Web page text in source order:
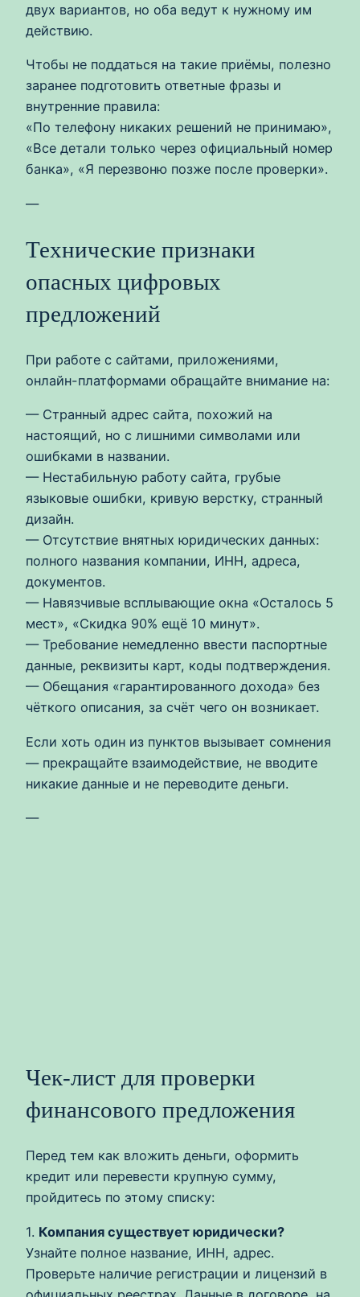
двух вариантов, но оба ведут к нужному им
действию.
Чтобы не поддаться на такие приёмы, полезно
заранее подготовить ответные фразы и
внутренние правила:
«По телефону никаких решений не принимаю»,
«Все детали только через официальный номер
банка», «Я перезвоню позже после проверки».
—
Технические признаки
опасных цифровых
предложений
При работе с сайтами, приложениями,
онлайн-платформами обращайте внимание на:
— Странный адрес сайта, похожий на
настоящий, но с лишними символами или
ошибками в названии.
— Нестабильную работу сайта, грубые
языковые ошибки, кривую верстку, странный
дизайн.
— Отсутствие внятных юридических данных:
полного названия компании, ИНН, адреса,
документов.
— Навязчивые всплывающие окна «Осталось 5
мест», «Скидка 90% ещё 10 минут».
— Требование немедленно ввести паспортные
данные, реквизиты карт, коды подтверждения.
— Обещания «гарантированного дохода» без
чёткого описания, за счёт чего он возникает.
Если хоть один из пунктов вызывает сомнения
— прекращайте взаимодействие, не вводите
никакие данные и не переводите деньги.
—
Чек‑лист для проверки
финансового предложения
Перед тем как вложить деньги, оформить
кредит или перевести крупную сумму,
пройдитесь по этому списку:
1. Компания существует юридически?
Узнайте полное название, ИНН, адрес.
Проверьте наличие регистрации и лицензий в